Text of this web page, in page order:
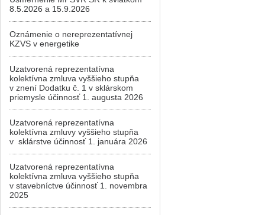
8.5.2026 a 15.9.2026
Oznámenie o nereprezentatívnej
KZVS v energetike
Uzatvorená reprezentatívna
kolektívna zmluva vyššieho stupňa
v znení Dodatku č. 1 v sklárskom
priemysle účinnosť 1. augusta 2026
Uzatvorená reprezentatívna
kolektívna zmluvy vyššieho stupňa
v sklárstve účinnosť 1. januára 2026
Uzatvorená reprezentatívna
kolektívna zmluva vyššieho stupňa
v stavebníctve účinnosť 1. novembra
2025